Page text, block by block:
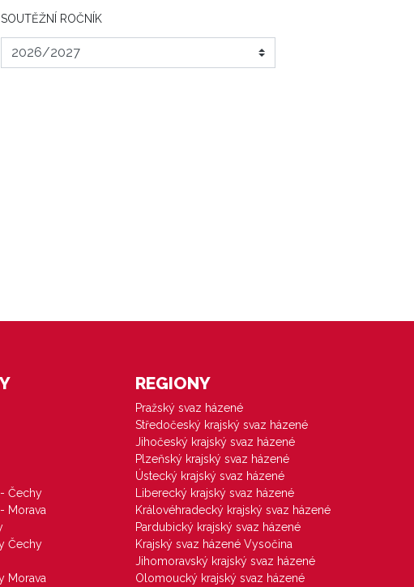
SOUTĚŽNÍ ROČNÍK
Čechy
Morava
Čechy
Morava
REGIONY
Pražský svaz házené
Středočeský krajský svaz házené
Jihočeský krajský svaz házené
Plzeňský krajský svaz házené
Ústecký krajský svaz házené
Liberecký krajský svaz házené
Královéhradecký krajský svaz házené
Pardubický krajský svaz házené
Krajský svaz házené Vysočina
Jihomoravský krajský svaz házené
Olomoucký krajský svaz házené